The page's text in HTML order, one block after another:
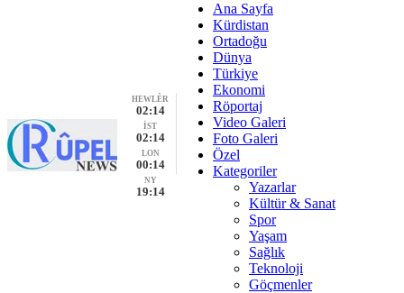
HEWLÊR
02:14
İST
02:14
LON
00:14
NY
19:14
Ana Sayfa
Kürdistan
Ortadoğu
Dünya
Türkiye
Ekonomi
Röportaj
Video Galeri
Foto Galeri
Özel
Kategoriler
Yazarlar
Kültür & Sanat
Spor
Yaşam
Sağlık
Teknoloji
Göçmenler